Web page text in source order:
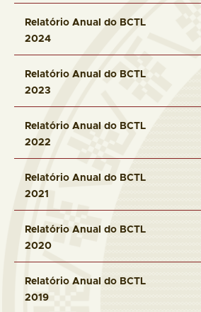
Relatório Anual do BCTL
2024
Relatório Anual do BCTL
2023
Relatório Anual do BCTL
2022
Relatório Anual do BCTL
2021
Relatório Anual do BCTL
2020
Relatório Anual do BCTL
2019